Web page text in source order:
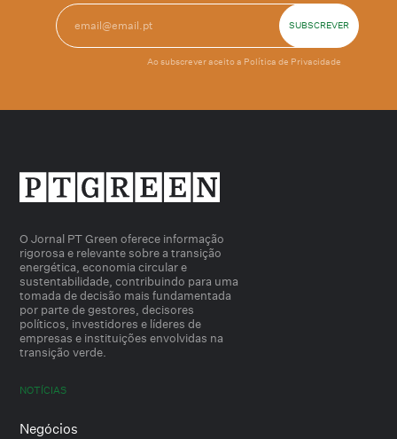
Ao subscrever aceito a Política de Privacidade
O Jornal PT Green oferece informação
rigorosa e relevante sobre a transição
energética, economia circular e
sustentabilidade, contribuindo para uma
tomada de decisão mais fundamentada
por parte de gestores, decisores
políticos, investidores e líderes de
empresas e instituições envolvidas na
transição verde.
NOTÍCIAS
Negócios